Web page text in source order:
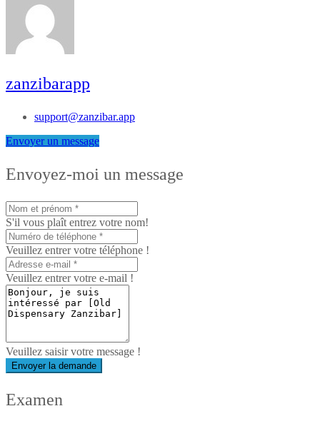
zanzibarapp
support@zanzibar.app
Envoyer un message
Envoyez-moi un message
S'il vous plaît entrez votre nom!
Veuillez entrer votre téléphone !
Veuillez entrer votre e-mail !
Veuillez saisir votre message !
Envoyer la demande
Examen